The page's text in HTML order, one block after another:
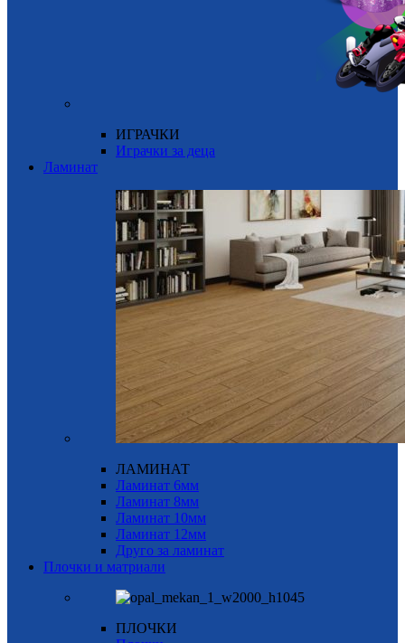
ИГРАЧКИ
Играчки за деца
Ламинат
ЛАМИНАТ
Ламинат 6мм
Ламинат 8мм
Ламинат 10мм
Ламинат 12мм
Друго за ламинат
Плочки и матриали
ПЛОЧКИ